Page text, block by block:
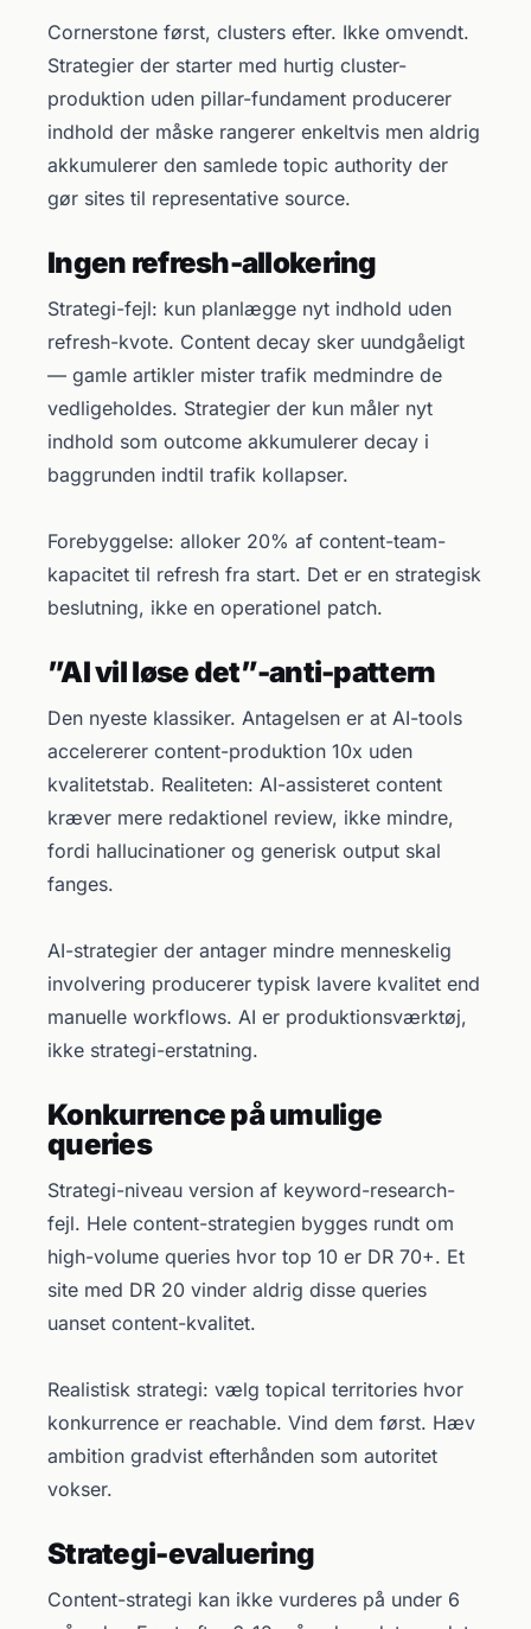
Cornerstone først, clusters efter. Ikke omvendt.
Strategier der starter med hurtig cluster-
produktion uden pillar-fundament producerer
indhold der måske rangerer enkeltvis men aldrig
akkumulerer den samlede topic authority der
gør sites til representative source.
Ingen refresh-allokering
Strategi-fejl: kun planlægge nyt indhold uden
refresh-kvote. Content decay sker uundgåeligt
— gamle artikler mister trafik medmindre de
vedligeholdes. Strategier der kun måler nyt
indhold som outcome akkumulerer decay i
baggrunden indtil trafik kollapser.
Forebyggelse: alloker 20% af content-team-
kapacitet til refresh fra start. Det er en strategisk
beslutning, ikke en operationel patch.
”AI vil løse det”-anti-pattern
Den nyeste klassiker. Antagelsen er at AI-tools
accelererer content-produktion 10x uden
kvalitetstab. Realiteten: AI-assisteret content
kræver mere redaktionel review, ikke mindre,
fordi hallucinationer og generisk output skal
fanges.
AI-strategier der antager mindre menneskelig
involvering producerer typisk lavere kvalitet end
manuelle workflows. AI er produktionsværktøj,
ikke strategi-erstatning.
Konkurrence på umulige
queries
Strategi-niveau version af keyword-research-
fejl. Hele content-strategien bygges rundt om
high-volume queries hvor top 10 er DR 70+. Et
site med DR 20 vinder aldrig disse queries
uanset content-kvalitet.
Realistisk strategi: vælg topical territories hvor
konkurrence er reachable. Vind dem først. Hæv
ambition gradvist efterhånden som autoritet
vokser.
Strategi-evaluering
Content-strategi kan ikke vurderes på under 6